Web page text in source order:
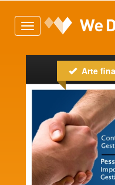
Toggle
navigation
Arte